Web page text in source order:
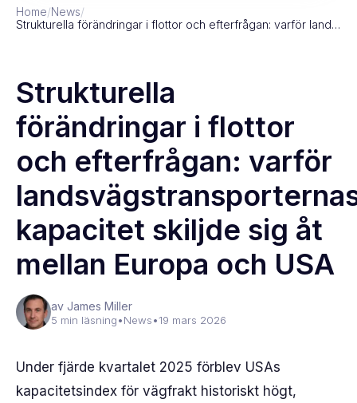
Home/News/
Strukturella förändringar i flottor och efterfrågan: varför land…
Strukturella
förändringar i flottor
och efterfrågan: varför
kapacitet skiljde sig åt
mellan Europa och USA
av James Miller
5 min läsning•News•19 mars 2026
Under fjärde kvartalet 2025 förblev USAs
kapacitetsindex för vägfrakt historiskt högt,